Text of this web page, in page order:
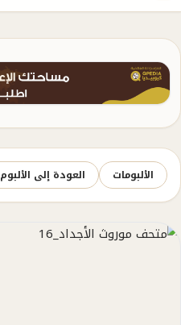
الألبومات العودة إلى الألبوم